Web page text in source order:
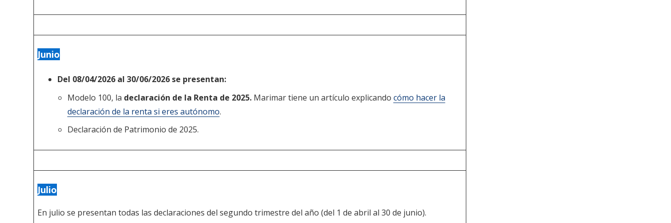
Junio
Del 08/04/2026 al 30/06/2026 se presentan:
Modelo 100, la declaración de la Renta de 2025.Marimar tiene un artículo explicando cómo hacer la
declaración de la renta si eres autónomo.
Declaración de Patrimonio de 2025.
Julio
En julio se presentan todas las declaraciones del segundo trimestre del año (del 1 de abril al 30 de junio).